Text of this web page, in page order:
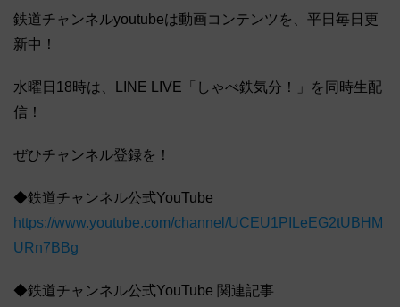
鉄道チャンネルyoutubeは動画コンテンツを、平日毎日更
新中！
水曜日18時は、LINE LIVE「しゃべ鉄気分！」を同時生配
信！
ぜひチャンネル登録を！
◆鉄道チャンネル公式YouTube
https://www.youtube.com/channel/UCEU1PILeEG2tUBHM
URn7BBg
◆鉄道チャンネル公式YouTube 関連記事